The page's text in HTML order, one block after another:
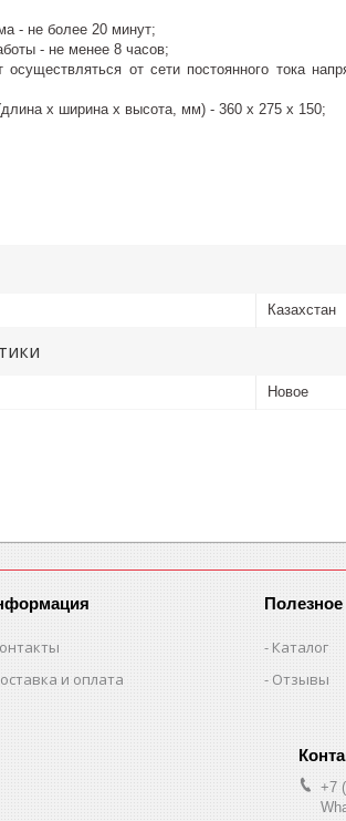
- не более 20 минут;
- не менее 8 часов;
от сети постоянного тока
х ширина х высота, мм) - 360 х 275 х 150;
Казахстан
Новое
и оплата
Полезное
Каталог
Отзывы
+7